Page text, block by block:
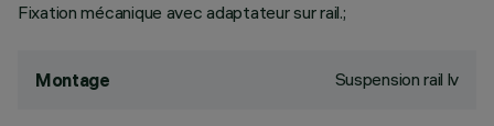
Fixation mécanique avec adaptateur sur rail.;
Montage Suspension rail lv